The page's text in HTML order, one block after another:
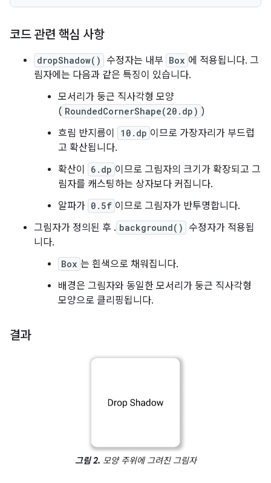
코드 관련 핵심 사항
dropShadow() 수정자는 내부 Box 에 적용됩니다. 그
림자에는 다음과 같은 특징이 있습니다.
모서리가 둥근 직사각형 모양
( RoundedCornerShape(20.dp) )
흐림 반지름이
10.dp 이므로 가장자리가 부드럽
고 확산됩니다.
확산이
6.dp 이므로 그림자의 크기가 확장되고 그
림자를 캐스팅하는 상자보다 커집니다.
알파가 0.5f 이므로 그림자가 반투명합니다.
그림자가 정의된 후 . background()
수정자가 적용됩
니다.
Box 는 흰색으로 채워집니다.
배경은 그림자와 동일한 모서리가 둥근 직사각형
모양으로 클리핑됩니다.
결과
그림 2. 모양 주위에 그려진 그림자